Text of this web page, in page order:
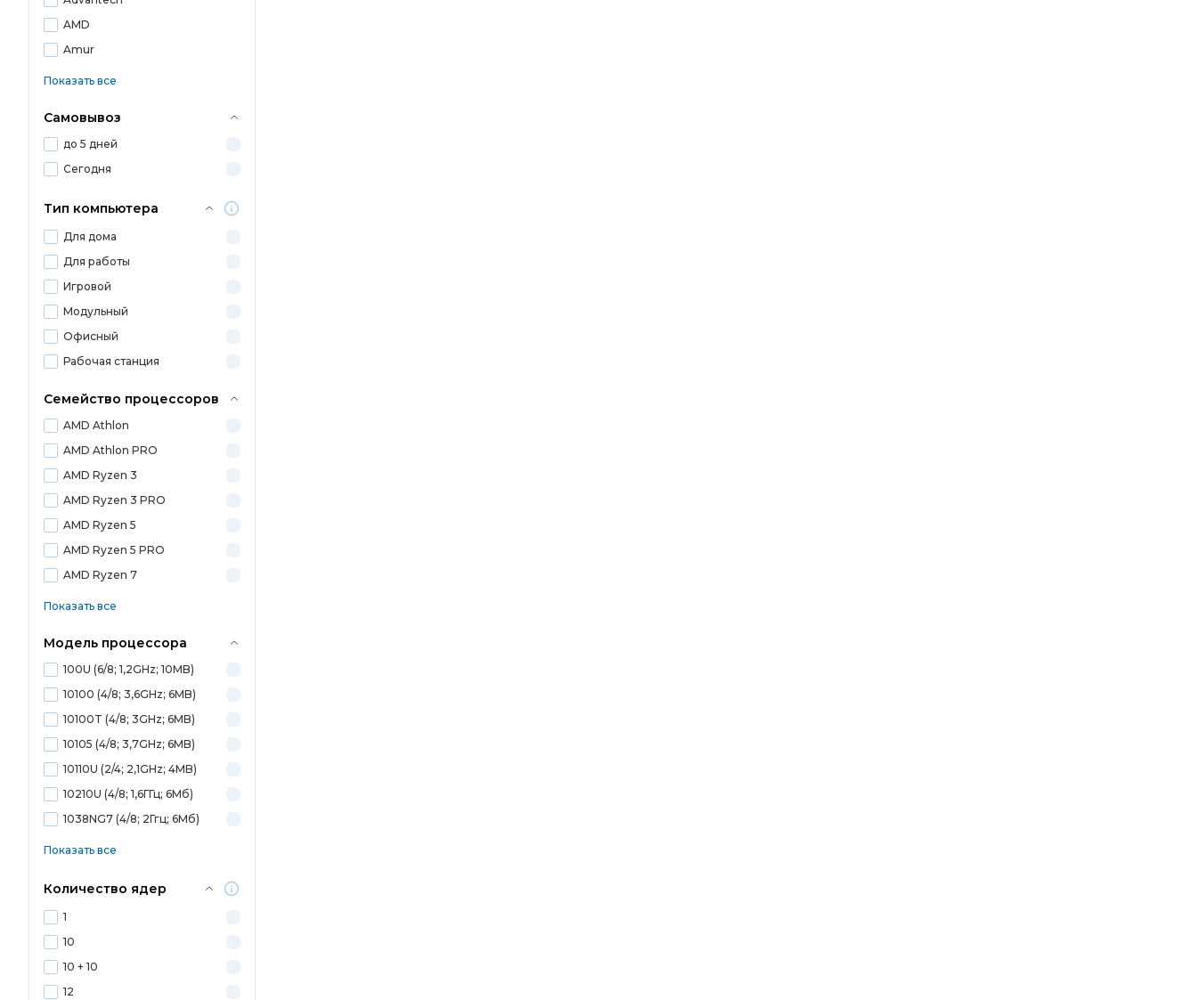
AMD
Amur
Показать все
Самовывоз
до 5 дней
Сегодня
Тип компьютера
Для дома
Для работы
Игровой
Модульный
Офисный
Рабочая станция
Семейство процессоров
AMD Athlon
AMD Athlon PRO
AMD Ryzen 3
AMD Ryzen 3 PRO
AMD Ryzen 5
AMD Ryzen 5 PRO
AMD Ryzen 7
Показать все
Модель процессора
100U (6/8; 1,2GHz; 10MB)
10100 (4/8; 3,6GHz; 6MB)
10100T (4/8; 3GHz; 6MB)
10105 (4/8; 3,7GHz; 6MB)
10110U (2/4; 2,1GHz; 4MB)
10210U (4/8; 1,6ГГц; 6Мб)
1038NG7 (4/8; 2Ггц; 6Мб)
Показать все
Количество ядер
1
10
10 + 10
12